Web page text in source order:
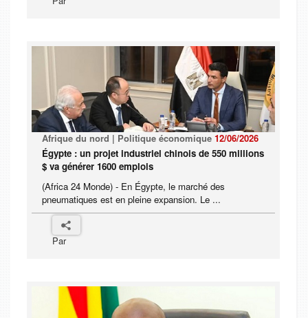
Afrique du nord | Politique économique 12/06/2026
Égypte : un projet industriel chinois de 550 millions
$ va générer 1600 emplois
(Africa 24 Monde) - En Égypte, le marché des
pneumatiques est en pleine expansion. Le ...
Par